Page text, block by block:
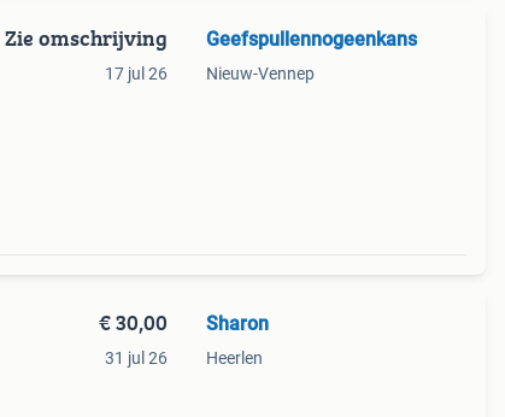
Zie omschrijving
17 jul 26
Geefspullennogeenkans
Nieuw-Vennep
€ 30,00
31 jul 26
Sharon
Heerlen